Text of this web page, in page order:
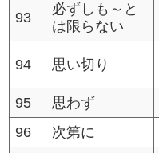
93
必ずしも～と
は限らない
94 思い切り
95
思わず
96
次第に